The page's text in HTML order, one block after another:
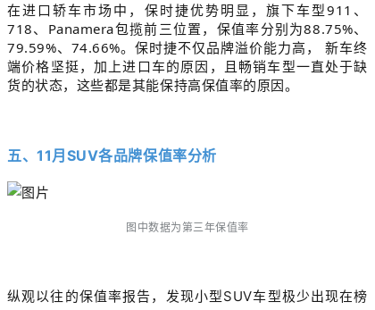
在进口轿车市场中，保时捷优势明显，旗下车型911、
718、Panamera包揽前三位置，保值率分别为88.75%、
79.59%、74.66%。保时捷不仅品牌溢价能力高， 新车终
端价格坚挺，加上进口车的原因，且畅销车型一直处于缺
货的状态，这些都是其能保持高保值率的原因。
五、11月SUV各品牌保值率分析
图中数据为第三年保值率
纵观以往的保值率报告，发现小型SUV车型极少出现在榜